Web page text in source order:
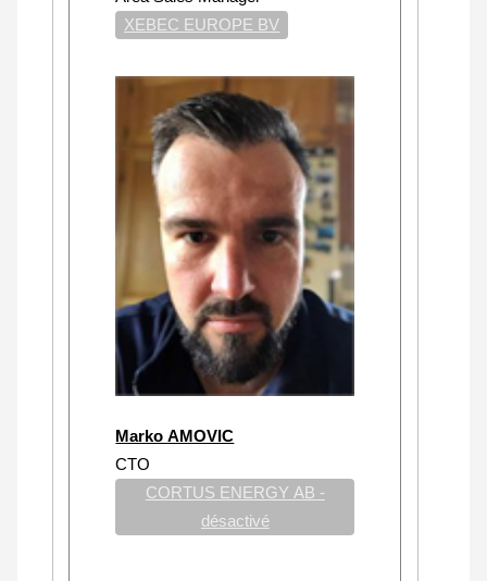
XEBEC EUROPE BV
Marko AMOVIC
CTO
CORTUS ENERGY AB -
désactivé